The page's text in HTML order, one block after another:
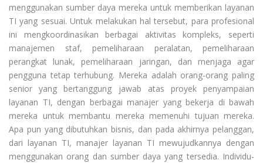
menggunakan sumber daya mereka untuk memberikan layanan
TI yang sesuai. Untuk melakukan hal tersebut, para profesional
ini mengkoordinasikan berbagai aktivitas kompleks, seperti
manajemen staf, pemeliharaan peralatan, pemeliharaan
perangkat lunak, pemeliharaan jaringan, dan menjaga agar
pengguna tetap terhubung. Mereka adalah orang-orang paling
senior yang bertanggung jawab atas proyek penyampaian
layanan TI, dengan berbagai manajer yang bekerja di bawah
mereka untuk membantu mereka memenuhi tujuan mereka.
Apa pun yang dibutuhkan bisnis, dan pada akhirnya pelanggan,
dari layanan TI, manajer layanan TI mewujudkannya dengan
menggunakan orang dan sumber daya yang tersedia. Individu-